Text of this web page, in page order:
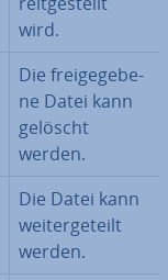
wird.
Die frei­ge­ge­be­
ne Datei kann
gelöscht
werden.
Die Datei kann
wei­ter­ge­teilt
werden.